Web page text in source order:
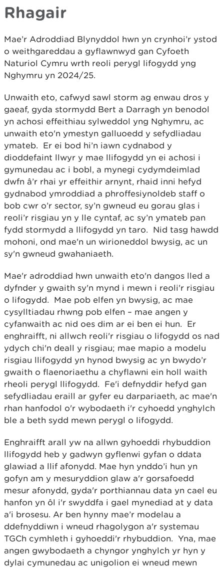
Rhagair
Mae’r Adroddiad Blynyddol hwn yn crynhoi’r ystod
o weithgareddau a gyflawnwyd gan Cyfoeth
Naturiol Cymru wrth reoli perygl lifogydd yng
Nghymru yn 2024/25.
Unwaith eto, cafwyd sawl storm ag enwau dros y
gaeaf, gyda stormydd Bert a Darragh yn benodol
yn achosi effeithiau sylweddol yng Nghymru, ac
unwaith eto'n ymestyn galluoedd y sefydliadau
ymateb. Er ei bod hi’n iawn cydnabod y
dioddefaint llwyr y mae llifogydd yn ei achosi i
gymunedau ac i bobl, a mynegi cydymdeimlad
dwfn â’r rhai yr effeithir arnynt, rhaid inni hefyd
gydnabod ymroddiad a phroffesiynoldeb staff o
bob cwr o’r sector, sy’n gwneud eu gorau glas i
reoli’r risgiau yn y lle cyntaf, ac sy’n ymateb pan
fydd stormydd a llifogydd yn taro. Nid tasg hawdd
mohoni, ond mae'n un wirioneddol bwysig, ac un
sy'n gwneud gwahaniaeth.
Mae'r adroddiad hwn unwaith eto'n dangos lled a
dyfnder y gwaith sy'n mynd i mewn i reoli'r risgiau
o lifogydd. Mae pob elfen yn bwysig, ac mae
cysylltiadau rhwng pob elfen – mae angen y
cyfanwaith ac nid oes dim ar ei ben ei hun. Er
enghraifft, ni allwch reoli'r risgiau o lifogydd os nad
ydych chi'n deall y risgiau; mae mapio a modelu
risgiau llifogydd yn hynod bwysig ac yn bwydo’r
gwaith o flaenoriaethu a chyflawni ein holl waith
rheoli perygl llifogydd. Fe'i defnyddir hefyd gan
sefydliadau eraill ar gyfer eu darpariaeth, ac mae'n
rhan hanfodol o'r wybodaeth i'r cyhoedd ynghylch
ble a beth sydd mewn perygl o lifogydd.
Enghraifft arall yw na allwn gyhoeddi rhybuddion
llifogydd heb y gadwyn gyflenwi gyfan o ddata
glawiad a llif afonydd. Mae hyn ynddo’i hun yn
gofyn am y mesuryddion glaw a'r gorsafoedd
mesur afonydd, gyda'r porthiannau data yn cael eu
hanfon yn ôl i'r swyddfa i gael mynediad at y data
a'i brosesu. Ar ben hynny mae’r modelau a
ddefnyddiwn i wneud rhagolygon a'r systemau
TGCh cymhleth i gyhoeddi'r rhybuddion. Yna, mae
angen gwybodaeth a chyngor ynghylch yr hyn y
dylai cymunedau ac unigolion ei wneud mewn